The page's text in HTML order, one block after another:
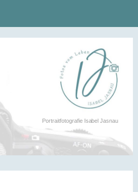
Portraitfotografie Isabel Jasnau